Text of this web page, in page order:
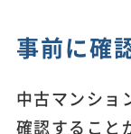
事前に確
中古マンショ
確認すること